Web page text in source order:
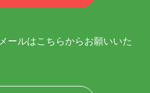
ールはこちらからお願いいた